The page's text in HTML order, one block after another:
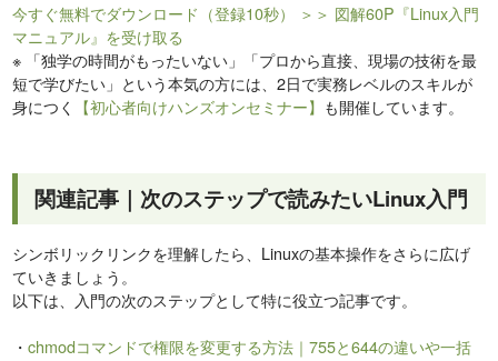
今すぐ無料でダウンロード（登録10秒）
＞＞ 図解60P『Linux入門
マニュアル』を受け取る
※ 「独学の時間がもったいない」「プロから直接、現場の技術を最
短で学びたい」という本気の方には、2日で実務レベルのスキルが
身につく
【初心者向けハンズオンセミナー】 も開催しています。
関連記事｜次のステップで読みたいLinux入門
シンボリックリンクを理解したら、Linuxの基本操作をさらに広げ
ていきましょう。
以下は、入門の次のステップとして特に役立つ記事です。
・chmodコマンドで権限を変更する方法｜755と644の違いや一括